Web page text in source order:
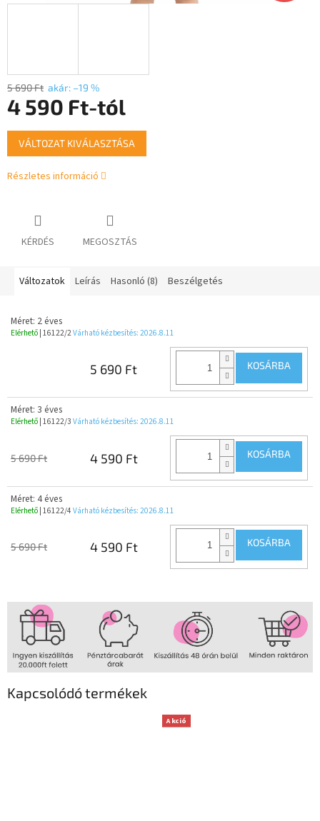
5 690 Ft akár: –19 %
4 590 Ft-tól
Egységár:
VÁLTOZAT KIVÁLASZTÁSA
Részletes információ
KÉRDÉS MEGOSZTÁS
Kapcsolódó termékek
Akció
Változatok Leírás Hasonló (8) Beszélgetés
Méret: 2 éves
Elérhető | 16122/2Várható kézbesítés: 2026.8.11
5 690 Ft KOSÁRBA
Méret: 3 éves
Elérhető | 16122/3 Várható kézbesítés: 2026.8.11
5 690 Ft 4 590 Ft KOSÁRBA
Méret: 4 éves
Elérhető | 16122/4 Várható kézbesítés: 2026.8.11
5 690 Ft 4 590 Ft KOSÁRBA